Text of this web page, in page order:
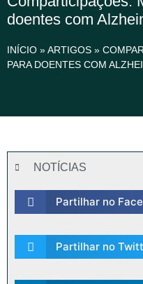
doentes com
INÍCIO »ARTIGOS »
PARA DOENTES COM
NOTÍCIAS
Partilhar no
Partilhar no